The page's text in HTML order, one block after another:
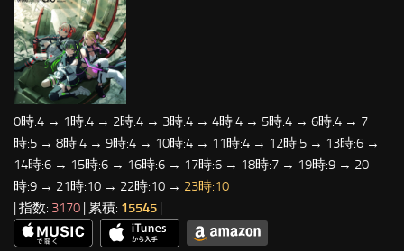
0時:4 → 1時:4 → 2時:4 → 3時:4 → 4時:4 → 5時:4 → 6時:4 → 7
時:5 → 8時:4 → 9時:4 → 10時:4 → 11時:4 → 12時:5 → 13時:6 →
14時:6 → 15時:6 → 16時:6 → 17時:6 → 18時:7 → 19時:9 → 20
時:9 → 21時:10 → 22時:10 → 23時:10
| 指数: 3170 | 累積: 15545 |